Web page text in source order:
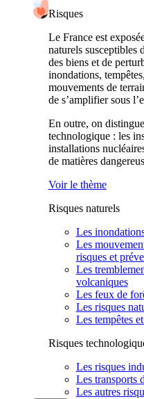
Risques
Le France est
naturels susceptibles
des biens et de
inondations,
mouvements de
de s’amplifier sous
En outre, on
technologique : les
installations
de matières
Voir le thème
Risques naturels
Les
Les
risques et
Les
volcaniques
Les feux de
Les risques
Les tempêtes
Risques
Les risques
Les transports
Les autres